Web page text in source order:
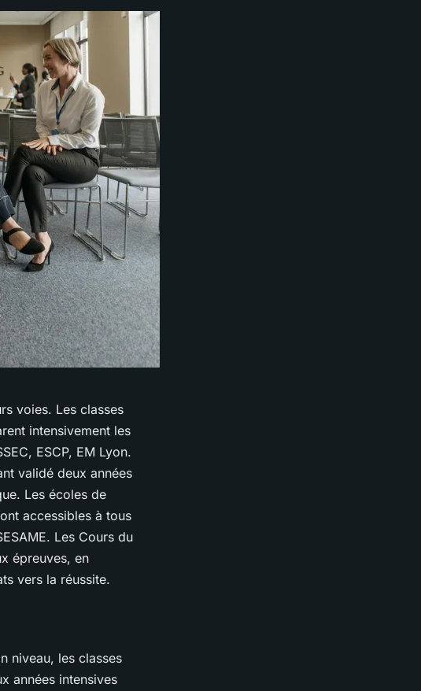
voies. Les classes
intensivement les
ESCP, EM Lyon.
validé deux années
Les écoles de
accessibles à tous
Les Cours du
épreuves, en
vers la réussite.
niveau, les classes
années intensives